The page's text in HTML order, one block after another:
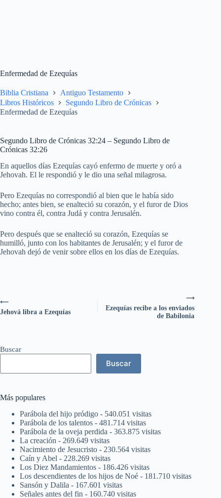
Enfermedad de Ezequías
Biblia Cristiana
Antiguo Testamento
Libros Históricos
Segundo Libro de Crónicas
Enfermedad de Ezequías
Segundo Libro de Crónicas 32:24 – Segundo Libro de
Crónicas 32:26
En aquellos días Ezequías cayó enfermo de muerte y oró a
Jehovah. El le respondió y le dio una señal milagrosa.
Pero Ezequías no correspondió al bien que le había sido
hecho; antes bien, se enalteció su corazón, y el furor de Dios
vino contra él, contra Judá y contra Jerusalén.
Pero después que se enalteció su corazón, Ezequías se
humilló, junto con los habitantes de Jerusalén; y el furor de
Jehovah dejó de venir sobre ellos en los días de Ezequías.
⟶
Ezequías recibe a los enviados
de Babilonia
⟵
Jehová libra a Ezequías
Buscar
Buscar
Más populares
Parábola del hijo pródigo - 540.051 visitas
Parábola de los talentos - 481.714 visitas
Parábola de la oveja perdida - 363.875 visitas
La creación - 269.649 visitas
Nacimiento de Jesucristo - 230.564 visitas
Caín y Abel - 228.269 visitas
Los Diez Mandamientos - 186.426 visitas
Los descendientes de los hijos de Noé - 181.710 visitas
Sansón y Dalila - 167.601 visitas
Señales antes del fin - 160.740 visitas